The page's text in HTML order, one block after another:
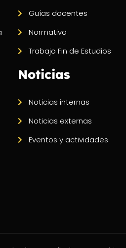
Guías docentes
Normativa
Trabajo Fin de Estudios
Noticias
Noticias internas
Noticias externas
Eventos y actividades